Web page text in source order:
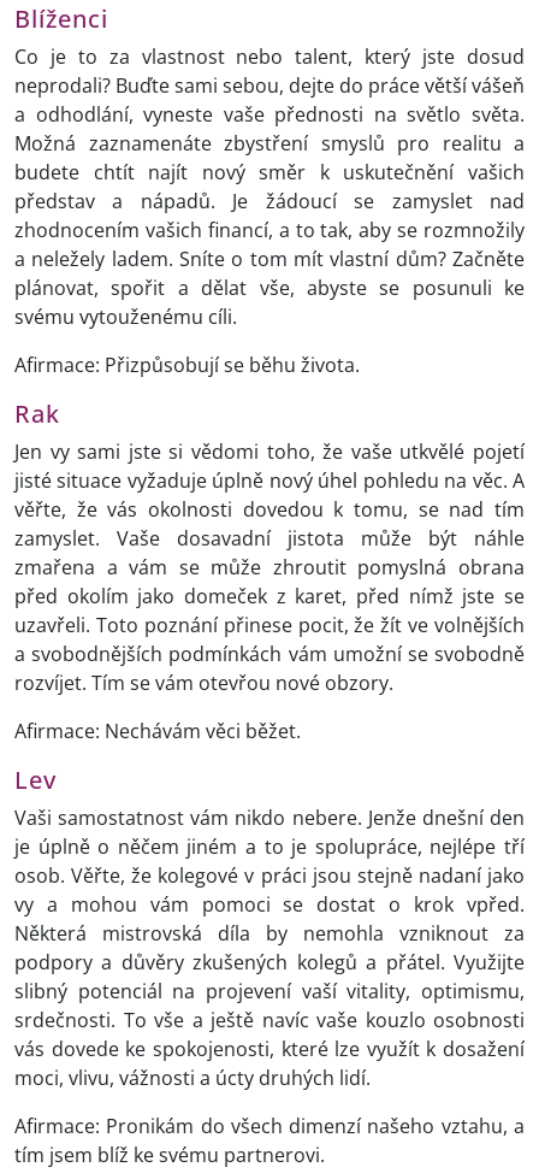
Blíženci
Co je to za vlastnost nebo talent, který jste dosud
neprodali? Buďte sami sebou, dejte do práce větší vášeň
a odhodlání, vyneste vaše přednosti na světlo světa.
Možná zaznamenáte zbystření smyslů pro realitu a
budete chtít najít nový směr k uskutečnění vašich
představ a nápadů. Je žádoucí se zamyslet nad
zhodnocením vašich financí, a to tak, aby se rozmnožily
a neležely ladem. Sníte o tom mít vlastní dům? Začněte
plánovat, spořit a dělat vše, abyste se posunuli ke
svému vytouženému cíli.
Afirmace: Přizpůsobují se běhu života.
Rak
Jen vy sami jste si vědomi toho, že vaše utkvělé pojetí
jisté situace vyžaduje úplně nový úhel pohledu na věc. A
věřte, že vás okolnosti dovedou k tomu, se nad tím
zamyslet. Vaše dosavadní jistota může být náhle
zmařena a vám se může zhroutit pomyslná obrana
před okolím jako domeček z karet, před nímž jste se
uzavřeli. Toto poznání přinese pocit, že žít ve volnějších
a svobodnějších podmínkách vám umožní se svobodně
rozvíjet. Tím se vám otevřou nové obzory.
Afirmace: Nechávám věci běžet.
Lev
Vaši samostatnost vám nikdo nebere. Jenže dnešní den
je úplně o něčem jiném a to je spolupráce, nejlépe tří
osob. Věřte, že kolegové v práci jsou stejně nadaní jako
vy a mohou vám pomoci se dostat o krok vpřed.
Některá mistrovská díla by nemohla vzniknout za
podpory a důvěry zkušených kolegů a přátel. Využijte
slibný potenciál na projevení vaší vitality, optimismu,
srdečnosti. To vše a ještě navíc vaše kouzlo osobnosti
vás dovede ke spokojenosti, které lze využít k dosažení
moci, vlivu, vážnosti a úcty druhých lidí.
Afirmace: Pronikám do všech dimenzí našeho vztahu, a
tím jsem blíž ke svému partnerovi.